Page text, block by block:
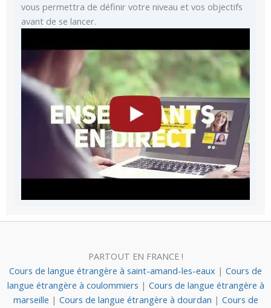
vous permettra de définir votre niveau et vos objectifs
avant de se lancer.
PARTOUT EN FRANCE !
Cours de langue étrangère à saint-amand-les-eaux | Cours de
langue étrangère à coulommiers | Cours de langue étrangère à
marseille | Cours de langue étrangère à dourdan | Cours de